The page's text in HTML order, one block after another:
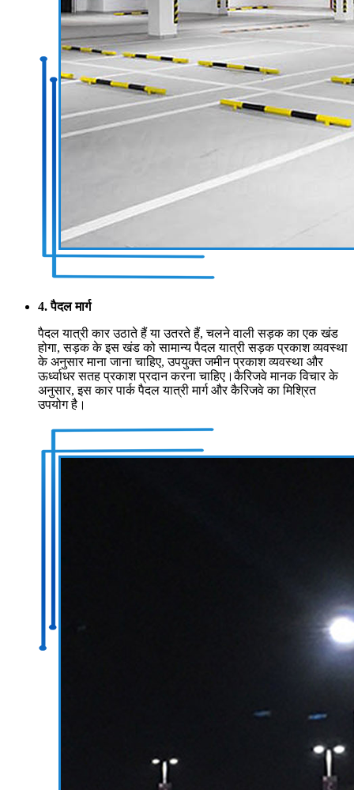
4. पैदल मार्ग
पैदल यात्री कार उठाते हैं या उतरते हैं, चलने वाली सड़क का एक खंड
होगा, सड़क के इस खंड को सामान्य पैदल यात्री सड़क प्रकाश व्यवस्था
के अनुसार माना जाना चाहिए, उपयुक्त जमीन प्रकाश व्यवस्था और
ऊर्ध्वाधर सतह प्रकाश प्रदान करना चाहिए।कैरिजवे मानक विचार के
अनुसार, इस कार पार्क पैदल यात्री मार्ग और कैरिजवे का मिश्रित
उपयोग है।